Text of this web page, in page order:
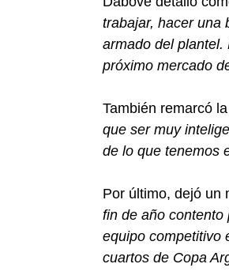
trabajar, hacer una
armado del plantel.
próximo mercado
También remarcó
que ser muy
de lo que tenemos
Por último, dejó un
fin de año contento
equipo competitivo
cuartos de Copa